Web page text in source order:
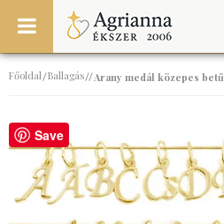
Főoldal/Ballagás//Arany medál közepes betű
Save